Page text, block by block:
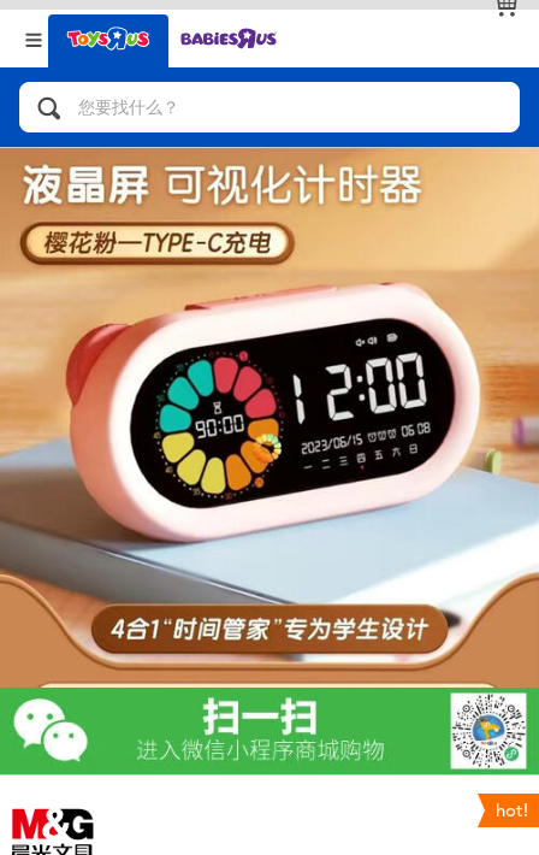
返回
分类目录
人气英雄，角色扮演，射击玩具
自行车，滑板车，骑乘车
拼砌组合及乐高LEGO
玩具车，货车，火车及遥控系列
手工艺，文具，蜡笔，泥胶，画板
娃娃，芭比，收藏公仔
电子玩具
游戏及拼图系列
益智学习玩具
户外及运动产品
派对用品
返回
品牌
查看全部
hot!